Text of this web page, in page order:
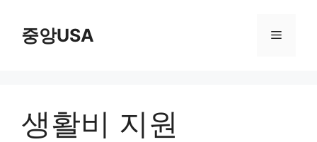
중앙USA 메
생활비 지원